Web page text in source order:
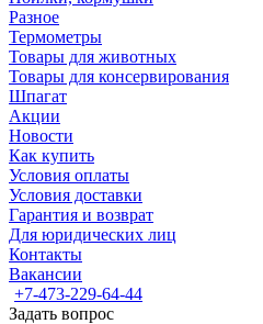
Разное
Термометры
Товары для животных
Товары для консервирования
Шпагат
Акции
Новости
Как купить
Условия оплаты
Условия доставки
Гарантия и возврат
Для юридических лиц
Контакты
Вакансии
+7-473-229-64-44
Задать вопрос